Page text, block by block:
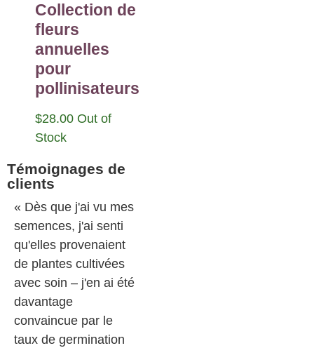
Collection de
fleurs
annuelles
pour
pollinisateurs
$28.00 Out of
Stock
Témoignages de
clients
« Dès que j'ai vu mes
semences, j'ai senti
qu'elles provenaient
de plantes cultivées
avec soin – j'en ai été
davantage
convaincue par le
taux de germination